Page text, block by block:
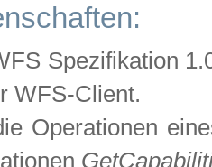
Spezifikation
WFS-Client.
Operationen